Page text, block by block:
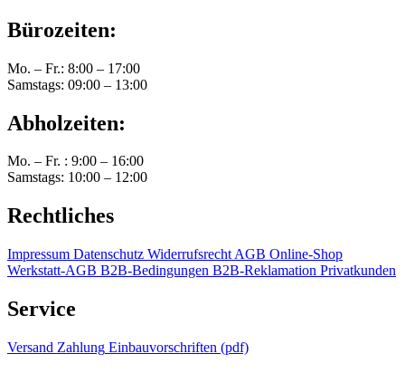
Bürozeiten:
Mo. – Fr.: 8:00 – 17:00
Samstags: 09:00 – 13:00
Abholzeiten:
Mo. – Fr. : 9:00 – 16:00
Samstags: 10:00 – 12:00
Rechtliches
Impressum Datenschutz Widerrufsrecht AGB Online-Shop
Werkstatt-AGB B2B-Bedingungen B2B-Reklamation Privatkunden
Service
Versand Zahlung Einbauvorschriften (pdf)